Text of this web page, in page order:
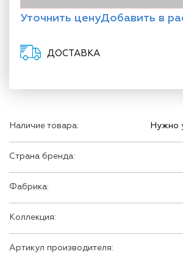
Наличие товара: Нужно
Страна бренда:
Фабрика:
Коллекция:
Артикул производителя:
Уточнить ценуДобавить в
ДОСТАВКА